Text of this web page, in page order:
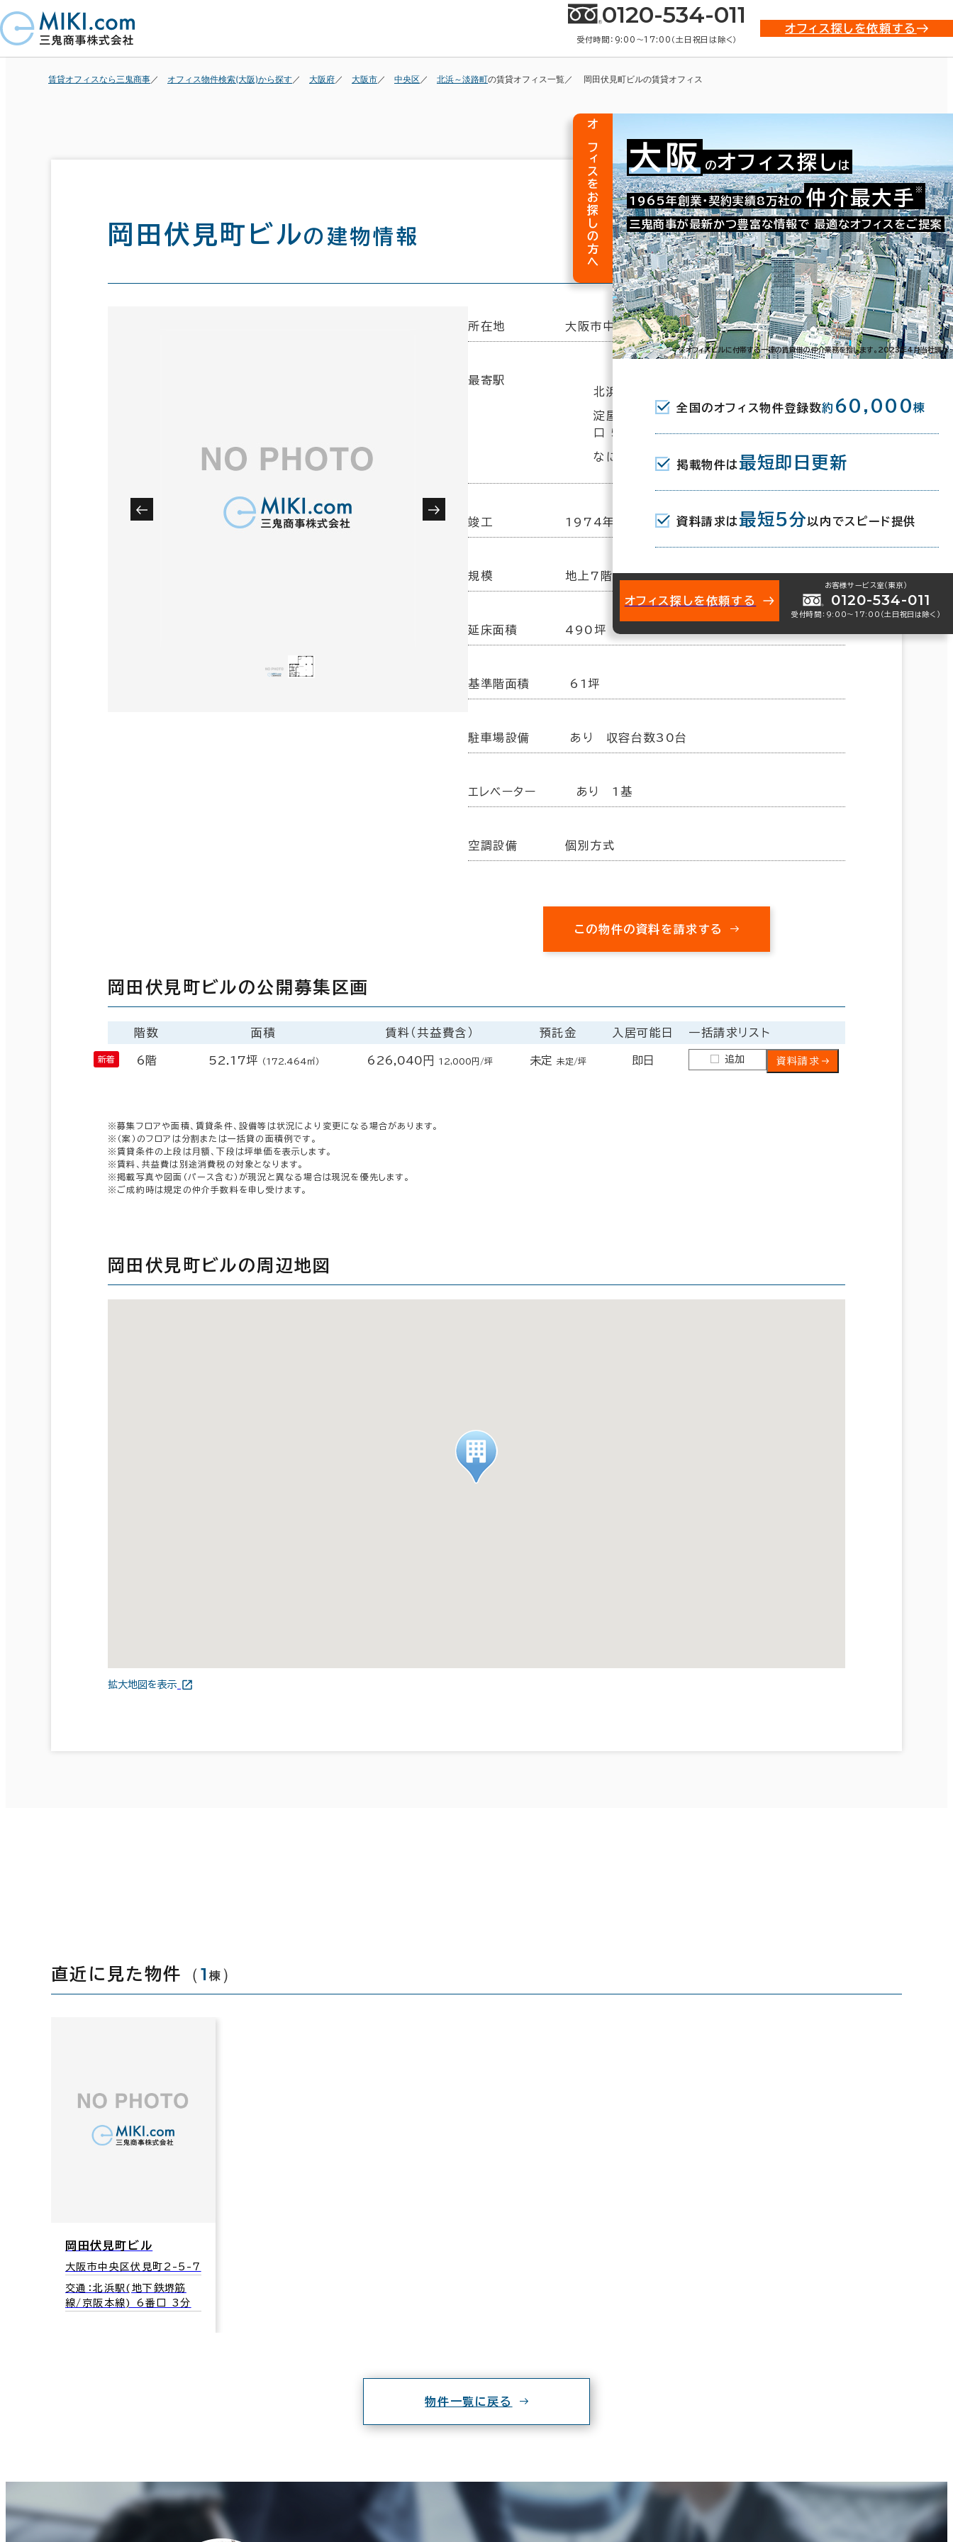
0120-534-011
受付時間：9:00〜17:00（土日祝日は除く）
オフィス探しを依頼する
賃貸オフィスなら三鬼商事 オフィス物件検索(大阪)から探す 大阪府 大阪市 中央区 北浜～淡路町の賃貸オフィス一覧 岡田伏見町ビルの賃貸オフィス
岡田伏見町ビルの建物情報
お問い合わせ番号：009-01127
所在地 大阪市中央区伏見町2-5-7
最寄駅
北浜駅(地下鉄堺筋線/京阪本線) 6番口 3分
淀屋橋駅(地下鉄御堂筋線/京阪本線) 13番
口 5分
なにわ橋駅(京阪中之島線) 1番口 8分
竣工 1974年 7月
規模 地上7階建
延床面積 490坪
基準階面積 61坪
駐車場設備 あり 収容台数30台
エレベーター あり 1基
空調設備 個別方式
この物件の資料を請求する
岡田伏見町ビルの公開募集区画
階数 面積 賃料（共益費含） 預託金 入居可能日 一括請求リスト
6階 52.17坪 （172.464㎡） 626,040円 12,000円/坪 未定 未定/坪 即日 追加 資料請求
※募集フロアや面積、賃貸条件、設備等は状況により変更になる場合があります。
※（案）のフロアは分割または一括貸の面積例です。
※賃貸条件の上段は月額、下段は坪単価を表示します。
※賃料、共益費は別途消費税の対象となります。
※掲載写真や図面（パース含む）が現況と異なる場合は現況を優先します。
※ご成約時は規定の仲介手数料を申し受けます。
岡田伏見町ビルの周辺地図
拡大地図を表示
直近に見た物件 （1 棟 ）
岡田伏見町ビル
大阪市中央区伏見町2-5-7
交通：北浜駅(地下鉄堺筋
線/京阪本線) 6番口 3分
物件一覧に戻る
オフィスをお探しの方へ 大阪 のオフィス探し は
1965年創業・契約実績8万社の 仲介最大手 ※
三鬼商事が最新かつ豊富な情報で 最適なオフィスをご提案
※オフィスビルに付帯する一連の賃貸借の仲介業務を指します。2023年4月当社調べ
全国のオフィス物件登録数約 60,000棟
掲載物件は 最短即日更新
資料請求は 最短5分 以内でスピード提供
オフィス探しを依頼する
お客様サービス室（東京）
0120-534-011
受付時間：9:00〜17:00（土日祝日は除く）